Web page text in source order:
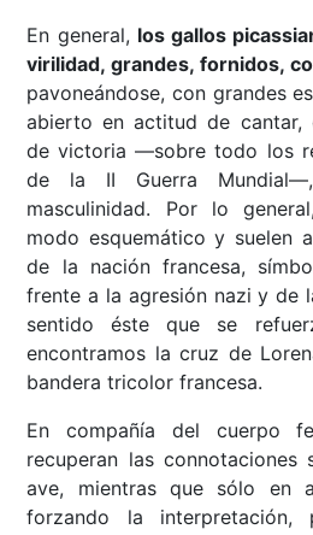
En general, los gallos
virilidad, grandes, fornidos,
pavoneándose, con grandes
abierto en actitud de cantar,
de victoria —sobre todo los
de la II Guerra
masculinidad. Por lo
modo esquemático y suelen
de la nación francesa,
frente a la agresión nazi y de
sentido éste que se
encontramos la cruz de
bandera tricolor francesa.
En compañía del cuerpo
recuperan las connotaciones
ave, mientras que sólo en
forzando la interpretación,